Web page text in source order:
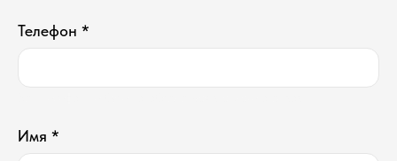
Телефон *
Имя *